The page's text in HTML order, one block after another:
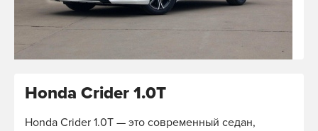
Honda Crider 1.0T
Honda Crider 1.0T — это современный седан,